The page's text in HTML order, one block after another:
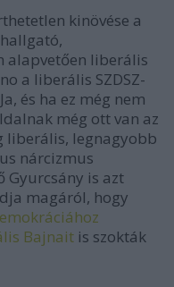
kinövése a
alapvetően liberális
a liberális SZDSZ-
és ha ez még nem
még ott van az
liberális, legnagyobb
nárcizmus
is azt
magáról, hogy
Bajnait is szokták